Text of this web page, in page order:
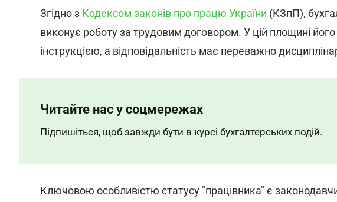
Згідно з Кодексом законів про працю України (КЗпП),
виконує роботу за трудовим договором. У цій площині
інструкцією, а відповідальність має переважно
Читайте нас у соцмережах
Підпишіться, щоб завжди бути в курсі бухгалтерських подій.
Ключовою особливістю статусу "працівника" є